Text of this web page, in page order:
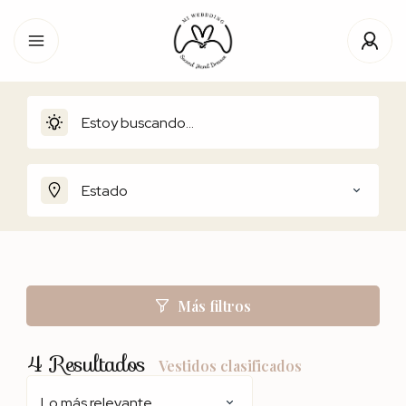
Estado
Más filtros
4Resultados
Vestidos clasificados